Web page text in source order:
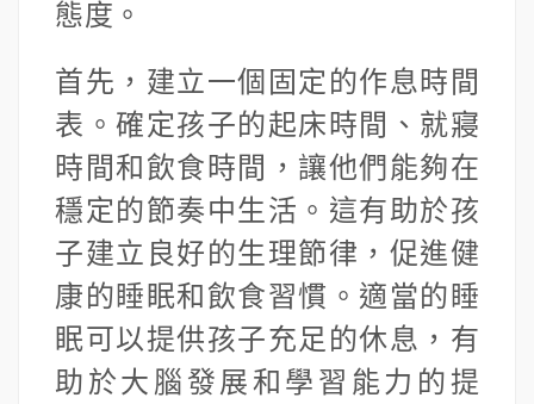
態度。
首先，建立一個固定的作息時間
表。確定孩子的起床時間、就寢
時間和飲食時間，讓他們能夠在
穩定的節奏中生活。這有助於孩
子建立良好的生理節律，促進健
康的睡眠和飲食習慣。適當的睡
眠可以提供孩子充足的休息，有
助於大腦發展和學習能力的提